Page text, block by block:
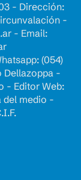
- Dirección:
-
- Email:
(054)
Dellazoppa -
- Editor Web:
del medio -